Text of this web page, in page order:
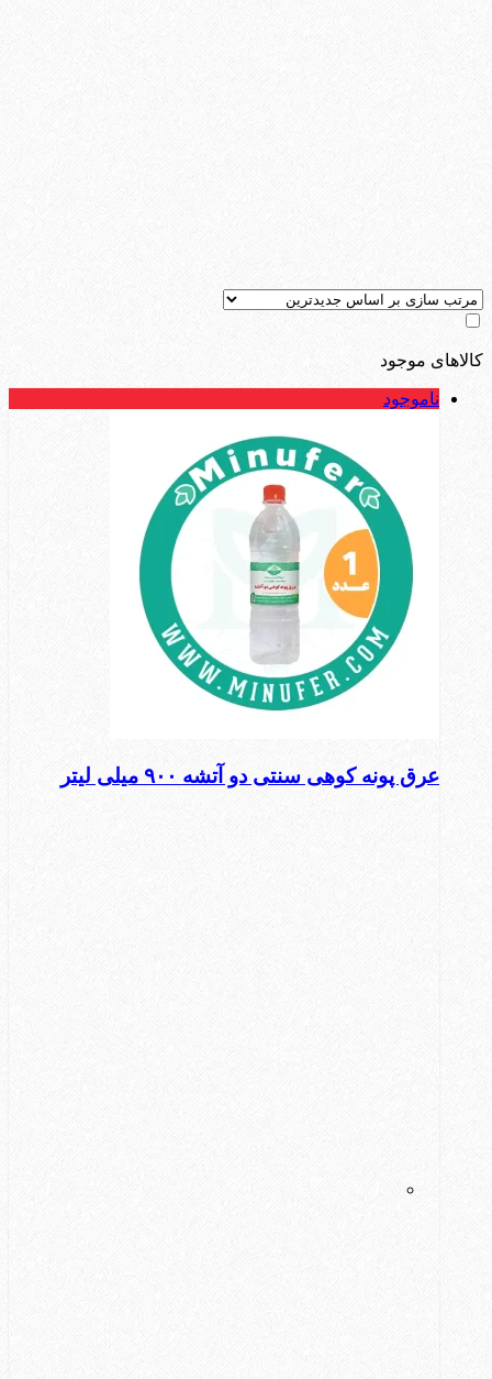
کالاهای موجود
ناموجود
عرق پونه کوهی سنتی دو آتشه ۹۰۰ میلی لیتر